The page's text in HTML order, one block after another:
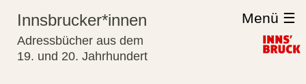
Innsbrucker*innen
Adressbücher aus dem
19. und 20. Jahrhundert
Menü ☰